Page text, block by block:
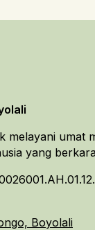
melayani
yang
Boyolali